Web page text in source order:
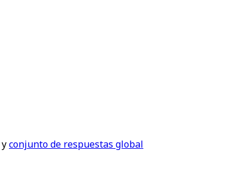
yconjunto de respuestas global